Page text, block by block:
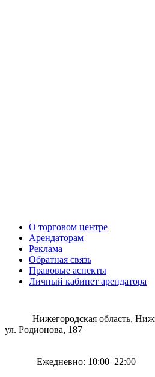
О торговом центре
Арендаторам
Реклама
Обратная связь
Правовые аспекты
Личный кабинет арендатора
Нижегородская область,
ул. Родионова, 187
Ежедневно: 10:00–22:00